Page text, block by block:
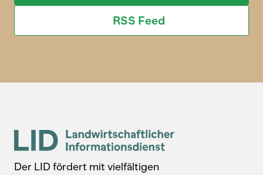
RSS Feed
Der LID fördert mit vielfältigen